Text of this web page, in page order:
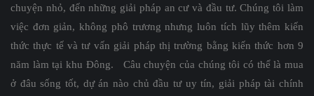
chuyện nhỏ, đến những giải pháp an cư và đầu tư. Chúng tôi làm
việc đơn giản, không phô trương nhưng luôn tích lũy thêm kiến
thức thực tế và tư vấn giải pháp thị trường bằng kiến thức hơn 9
năm làm tại khu Đông. Câu chuyện của chúng tôi có thể là mua
ở đâu sống tốt, dự án nào chủ đầu tư uy tín, giải pháp tài chính